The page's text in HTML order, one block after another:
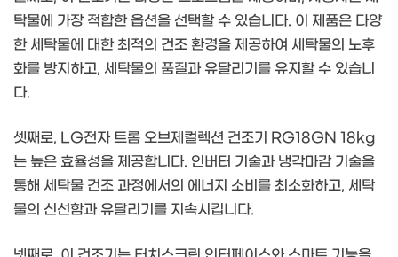
탁물에 가장 적합한 옵션을 선택할 수 있습니다. 이 제품은 다양
한 세탁물에 대한 최적의 건조 환경을 제공하여 세탁물의 노후
화를 방지하고, 세탁물의 품질과 유달리기를 유지할 수 있습니
다.
셋째로, LG전자 트롬 오브제컬렉션 건조기 RG18GN 18kg
는 높은 효율성을 제공합니다. 인버터 기술과 냉각마감 기술을
통해 세탁물 건조 과정에서의 에너지 소비를 최소화하고, 세탁
물의 신선함과 유달리기를 지속시킵니다.